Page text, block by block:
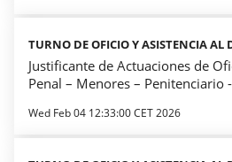
TURNO DE OFICIO Y ASISTENCIA AL
Justificante de Actuaciones de
Penal – Menores – Penitenciario
Wed Feb 04 12:33:00 CET 2026